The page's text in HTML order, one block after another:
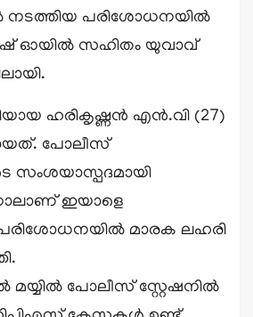
നടത്തിയ പരിശോധനയിൽ
ഓയിൽ സഹിതം യുവാവ്
ഹരികൃഷ്ണൻ എൻ.വി (27)
പോലീസ്
സംശയാസ്പദമായി
ഇയാളെ
പരിശോധനയിൽ മാരക ലഹരി
മയ്യിൽ പോലീസ് സ്റ്റേഷനിൽ